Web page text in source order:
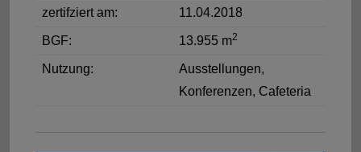
zertifziert am: 11.04.2018
BGF: 13.955 m2
Nutzung:
Ausstellungen,
Konferenzen, Cafeteria